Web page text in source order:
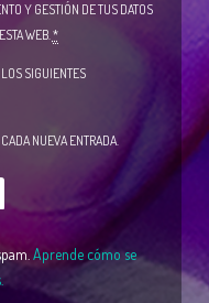
Y GESTIÓN DE TUS DATOS
WEB.*
SIGUIENTES
NUEVA ENTRADA.
Aprende cómo se